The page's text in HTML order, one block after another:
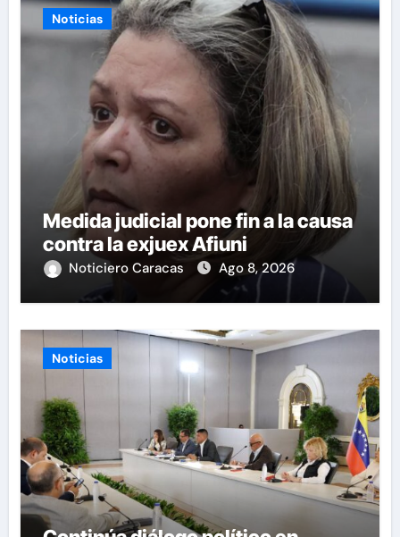
Noticias
Medida judicial pone fin a la causa
contra la exjuex Afiuni
Noticiero Caracas Ago 8, 2026
Noticias